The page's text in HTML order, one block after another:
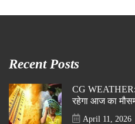
Recent Posts
CG WEATHER:
रहेगा आज का
April 11, 2026